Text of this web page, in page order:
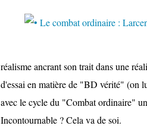
réalisme ancrant son trait dans une
d'essai en matière de "BD vérité" (on
avec le cycle du "Combat ordinaire"
Incontournable ? Cela va de soi.